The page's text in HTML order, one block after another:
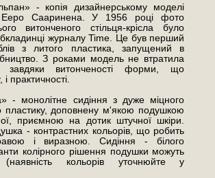
- копія дизайнерському моделі
Ееро Сааринена. У 1956 році фото
витонченого стільця-крісла було
журналу Time. Це був перший
з литого пластика, запущений в
З роками модель не втратила
завдяки витонченості форми, що
і практичності.
- монолітне сидіння з дуже міцного
пластику, доповнену м'якою подушкою
приємною на дотик штучної шкіри.
- контрастних кольорів, що робить
і виразною. Сидіння - білого
колірного рішення подушки можуть
кольорів уточнюйте у